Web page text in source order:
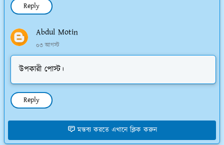
Reply
Abdul Motin
০৩ আগস্ট
উপকারী পোস্ট।
Reply
মন্তব্য করতে এখানে ক্লিক করুন